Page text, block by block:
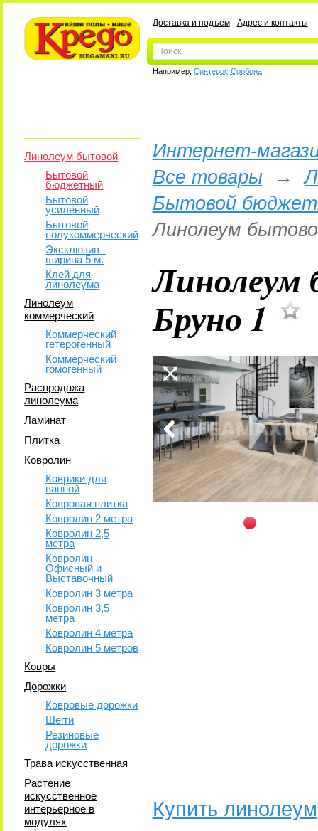
Доставка и подъем Адрес и контакты
Например, Синтерос Сорбона
Линолеум бытовой
Бытовой
бюджетный
Бытовой
усиленный
Бытовой
полукоммерческий
Эксклюзив -
ширина 5 м.
Клей для
линолеума
Линолеум
коммерческий
Коммерческий
гетерогенный
Коммерческий
гомогенный
Распродажа
линолеума
Ламинат
Плитка
Ковролин
Коврики для
ванной
Ковровая плитка
Ковролин 2 метра
Ковролин 2,5
метра
Ковролин
Офисный и
Выставочный
Ковролин 3 метра
Ковролин 3,5
метра
Ковролин 4 метра
Ковролин 5 метров
Ковры
Дорожки
Ковровые дорожки
Шегги
Резиновые
дорожки
Трава искусственная
Растение
искусственное
интерьерное в
модулях
Интернет-
Все товары→
Бытовой
Линолеум
Линолеум
Бруно 1
Купить линолеум